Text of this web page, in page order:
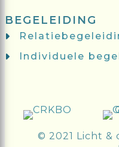
BEGELEIDING
Individuele
© 2021 Licht &